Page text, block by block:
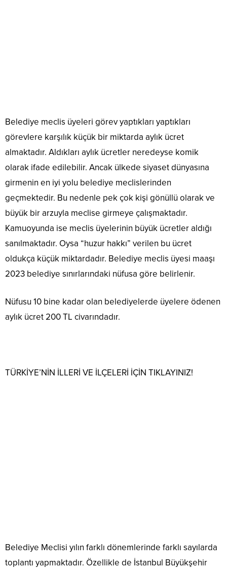
Belediye meclis üyeleri görev yaptıkları yaptıkları
görevlere karşılık küçük bir miktarda aylık ücret
almaktadır. Aldıkları aylık ücretler neredeyse komik
olarak ifade edilebilir. Ancak ülkede siyaset dünyasına
girmenin en iyi yolu belediye meclislerinden
geçmektedir. Bu nedenle pek çok kişi gönüllü olarak ve
büyük bir arzuyla meclise girmeye çalışmaktadır.
Kamuoyunda ise meclis üyelerinin büyük ücretler aldığı
sanılmaktadır. Oysa “huzur hakkı” verilen bu ücret
oldukça küçük miktardadır. Belediye meclis üyesi maaşı
2023 belediye sınırlarındaki nüfusa göre belirlenir.
Nüfusu 10 bine kadar olan belediyelerde üyelere ödenen
aylık ücret 200 TL civarındadır.
TÜRKİYE’NİN İLLERİ VE İLÇELERİ İÇİN TIKLAYINIZ!
Belediye Meclisi yılın farklı dönemlerinde farklı sayılarda
toplantı yapmaktadır. Özellikle de İstanbul Büyükşehir